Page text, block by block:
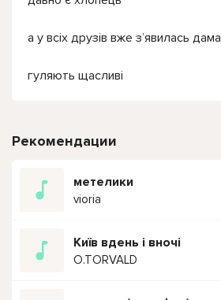
а у всіх друзів вже зʼявилась дама
гуляють щасливі
Рекомендации
метелики
vioria
Київ вдень і вночі
O.TORVALD